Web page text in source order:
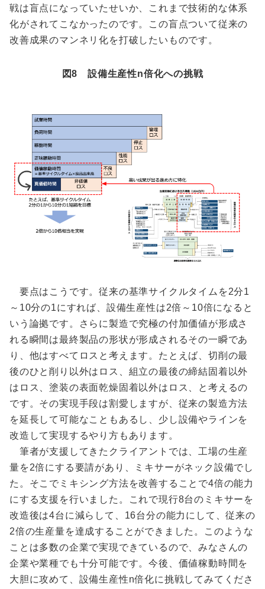
戦は盲点になっていたせいか、これまで技術的な体系
化がされてこなかったのです。この盲点ついて従来の
改善成果のマンネリ化を打破したいものです。
図8 設備生産性n倍化への挑戦
要点はこうです。従来の基準サイクルタイムを2分1
～10分の1にすれば、設備生産性は2倍～10倍になると
いう論拠です。さらに製造で究極の付加価値が形成さ
れる瞬間は最終製品の形状が形成されるその一瞬であ
り、他はすべてロスと考えます。たとえば、切削の最
後のひと削り以外はロス、組立の最後の締結固着以外
はロス、塗装の表面乾燥固着以外はロス、と考えるの
です。その実現手段は割愛しますが、従来の製造方法
を延長して可能なこともあるし、少し設備やラインを
改造して実現するやり方もあります。
筆者が支援してきたクライアントでは、工場の生産
量を2倍にする要請があり、ミキサーがネック設備でし
た。そこでミキシング方法を改善することで4倍の能力
にする支援を行いました。これで現行8台のミキサーを
改造後は4台に減らして、16台分の能力にして、従来の
2倍の生産量を達成することができました。このような
ことは多数の企業で実現できているので、みなさんの
企業や業種でも十分可能です。今後、価値稼動時間を
大胆に攻めて、設備生産性n倍化に挑戦してみてくださ